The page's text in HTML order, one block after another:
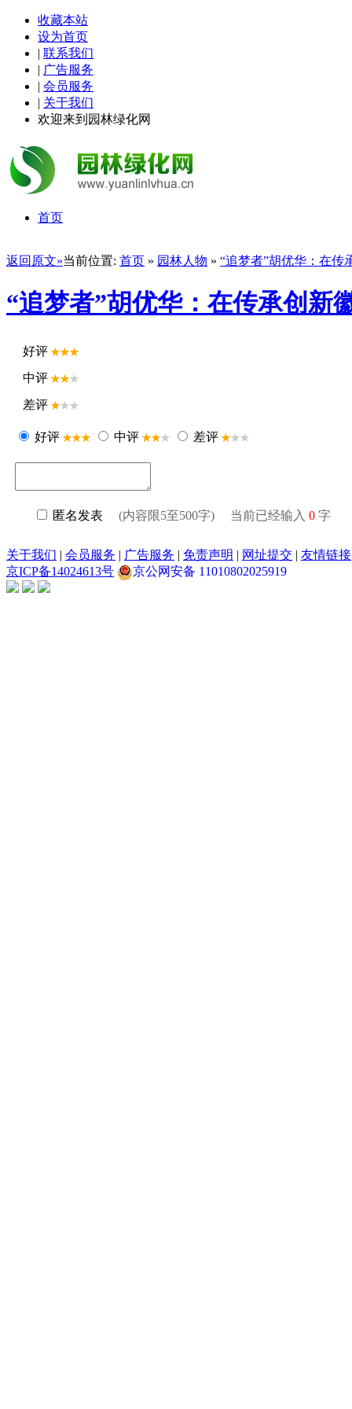
收藏本站
设为首页
| 联系我们
| 广告服务
| 会员服务
| 关于我们
欢迎来到园林绿化网
首页
返回原文»当前位置: 首页 » 园林人物 » “追梦者”胡优华：在传
“追梦者”胡优华：在传承创新
好评
中评
差评
好评 中评 差评
匿名发表 (内容限5至500字) 当前已经输入 0 字
关于我们 | 会员服务 | 广告服务 | 免责声明 | 网址提交 | 友情链接
京ICP备14024613号
京公网安备 11010802025919